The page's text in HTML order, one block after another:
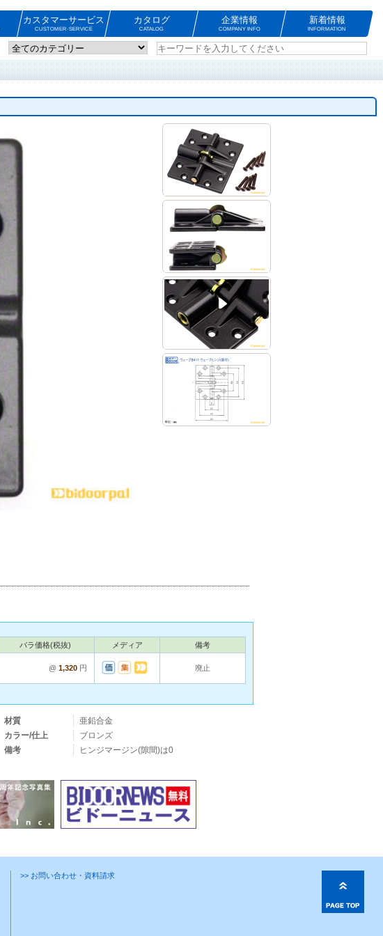
カスタマーサービス
CUSTOMER-SERVICE
カタログ
CATALOG
企業情報
COMPANY INFO
新着情報
INFORMATION
バラ価格(税抜) メディア 備考
@ 1,320 円 廃止
材質
亜鉛合金
カラー/仕上
ブロンズ
備考
ヒンジマージン(隙間)は0
>> お問い合わせ・資料請求